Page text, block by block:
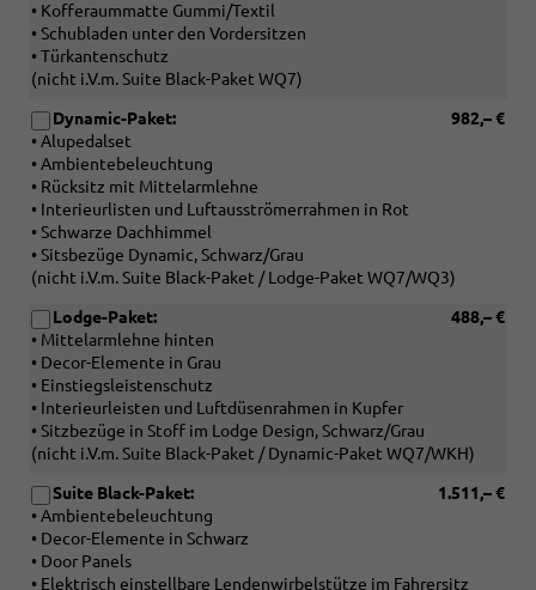
• Kofferaummatte Gummi/Textil
• Schubladen unter den Vordersitzen
• Türkantenschutz
(nicht i.V.m. Suite Black-Paket WQ7)
982,– €
Dynamic-Paket:
• Alupedalset
• Ambientebeleuchtung
• Rücksitz mit Mittelarmlehne
• Interieurlisten und Luftausströmerrahmen in Rot
• Schwarze Dachhimmel
• Sitsbezüge Dynamic, Schwarz/Grau
(nicht i.V.m. Suite Black-Paket / Lodge-Paket WQ7/WQ3)
488,– €
Lodge-Paket:
• Mittelarmlehne hinten
• Decor-Elemente in Grau
• Einstiegsleistenschutz
• Interieurleisten und Luftdüsenrahmen in Kupfer
• Sitzbezüge in Stoff im Lodge Design, Schwarz/Grau
(nicht i.V.m. Suite Black-Paket / Dynamic-Paket WQ7/WKH)
1.511,– €
Suite Black-Paket:
• Ambientebeleuchtung
• Decor-Elemente in Schwarz
• Door Panels
• Elektrisch einstellbare Lendenwirbelstütze im Fahrersitz